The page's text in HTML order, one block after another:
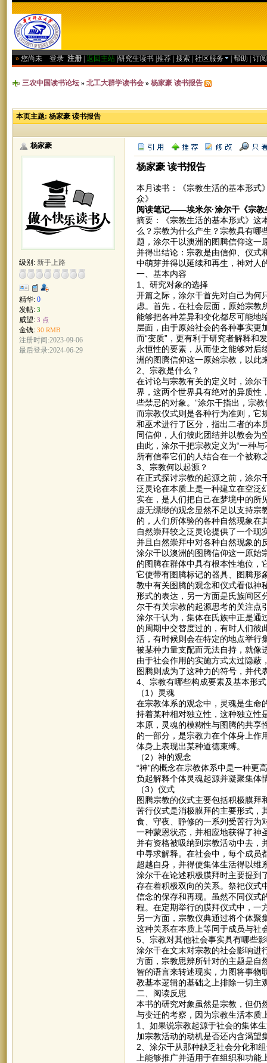
» 您尚未 登录 注册 返回主站 研究生读书 推荐 搜索 社区服务 帮助 订
三农中国读书论坛 » 北工大群学读书会 » 杨家豪 读书报告
本页主题: 杨家豪 读书报告
杨家豪
级别: 新手上路
精华: 0
发帖: 3
威望: 3 点
金钱: 30 RMB
注册时间:2023-09-06
最后登录:2024-06-29
杨家豪 读书报告
本月读书：《宗教生活的基本形式
众》
阅读笔记——埃米尔·涂尔干《宗教
摘要：《宗教生活的基本形式》这
么？宗教为什么产生？宗教具有哪
题，涂尔干以澳洲的图腾信仰这一
并得出结论：宗教是由信仰、仪式
中萌芽并得以延续和再生，神对人
一、基本内容
1、研究对象的选择
开篇之际，涂尔干首先对自己为何
虑。首先，在社会层面，原始宗教
能够把各种差异和变化都尽可能地
层面，由于原始社会的各种事实更
而“变质”，更有利于研究者解释和
永恒性的要素，从而使之能够对后
洲的图腾信仰这一原始宗教，以此
2、宗教是什么？
在讨论与宗教有关的定义时，涂尔
界，这两个世界具有绝对的异质性
些禁忌的对象。”涂尔干指出，宗
而宗教仪式则是各种行为准则，它
和巫术进行了区分，指出二者的本
同信仰，人们彼此团结并以教会为
由此，涂尔干把宗教定义为“一种
所有信奉它们的人结合在一个被称
3、宗教何以起源？
在正式探讨宗教的起源之前，涂尔
泛灵论在本质上是一种建立在空泛
实在，是人们把自己在梦境中的所
虚无缥缈的观念显然不足以支持宗
的，人们所体验的各种自然现象在
自然崇拜较之泛灵论提供了一个现
并且自然崇拜中对各种自然现象的
涂尔干以澳洲的图腾信仰这一原始
的图腾在群体中具有根本性地位，
它使带有图腾标记的器具、图腾形
教中有关图腾的观念和仪式看似神
形式的表达，另一方面是氏族间区
尔干有关宗教的起源思考的关注点
涂尔干认为，集体在氏族中正是通
的周期中交替度过的，有时人们彼
活，有时候则会在特定的地点举行
被某种力量支配而无法自持，就像
由于社会作用的实施方式太过隐蔽
图腾则成为了这种力的符号，并代
4、宗教有哪些构成要素及基本形
（1）灵魂
在宗教体系的观念中，灵魂是生命
持着某种相对独立性，这种独立性
本原，灵魂的模糊性与图腾的共享
的一部分，是宗教力在个体身上作
体身上表现出某种道德束缚。
（2）神的观念
“神”的概念在宗教体系中是一种更
负起解释个体灵魂起源并凝聚集体
（3）仪式
图腾宗教的仪式主要包括积极膜拜
苦行仪式是消极膜拜的主要形式，
食、守夜、静修的一系列受苦行为
一种蒙恩状态，并相应地获得了神
并有资格被吸纳到宗教活动中去，
中寻求解释。在社会中，每个成员
超越自身，并得使集体生活得以维
涂尔干在论述积极膜拜时主要提到
存在着积极双向的关系。祭祀仪式
信念的保存和再现。虽然不同仪式
程。在定期举行的膜拜仪式中，一
另一方面，宗教仪典通过将个体聚
这种关系在本质上等同于成员与社
5、宗教对其他社会事实具有哪些
涂尔干在文末对宗教的社会影响进
方面，宗教思辨所针对的主题是自
智的语言来转述现实，力图将事物
教基本逻辑的基础之上排除一切主
二、阅读反思
本书的研究对象虽然是宗教，但仍
与变迁的考察，因为宗教生活本质
1、如果说宗教起源于社会的集体
加宗教活动的动机是否还内含渴望
2、涂尔干从那种缺乏社会分化和
上能够推广并适用于在组织和功能